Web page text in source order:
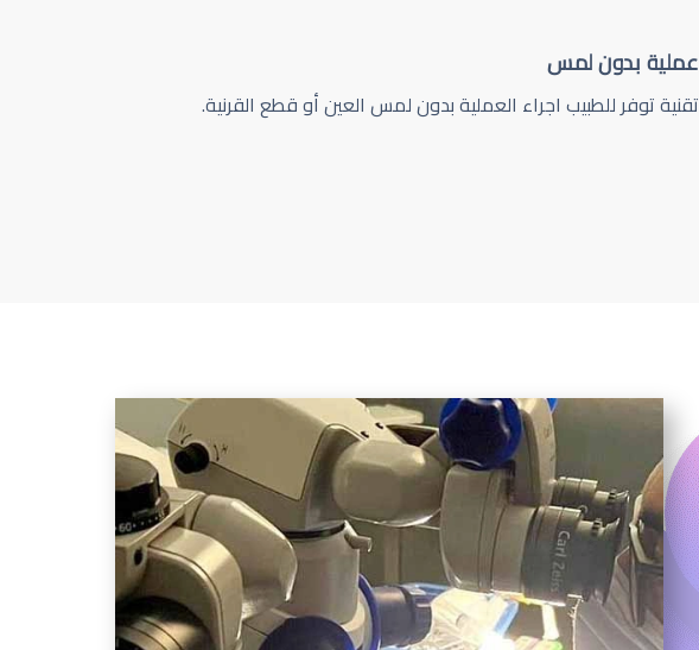
عملية بدون لمس
تقنية توفر للطبيب اجراء العملية بدون لمس العين أو قطع القرنية.